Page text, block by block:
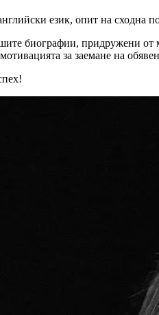
език, опит на сходна
биографии, придружени от
за заемане на